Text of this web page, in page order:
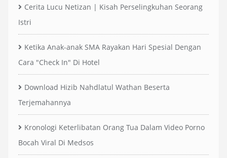
Cerita Lucu Netizan | Kisah Perselingkuhan Seorang
Istri
Ketika Anak-anak SMA Rayakan Hari Spesial Dengan
Cara "Check In" Di Hotel
Download Hizib Nahdlatul Wathan Beserta
Terjemahannya
Kronologi Keterlibatan Orang Tua Dalam Video Porno
Bocah Viral Di Medsos